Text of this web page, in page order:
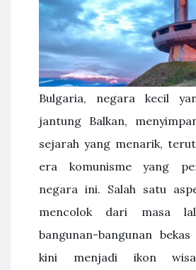
Bulgaria, negara kecil
jantung Balkan,
sejarah yang menarik,
era komunisme yang
negara ini. Salah satu
mencolok dari masa
bangunan-bangunan
kini menjadi ikon